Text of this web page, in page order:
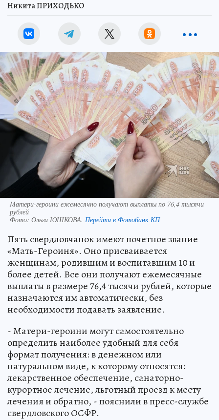
Никита ПРИХОДЬКО
Матери-героини ежемесячно получают выплаты по 76,4 тысячи
рублей
Фото: Ольга ЮШКОВА. Перейти в Фотобанк КП
Пять свердловчанок имеют почетное звание
«Мать-Героиня». Оно присваивается
женщинам, родившим и воспитавшим 10 и
более детей. Все они получают ежемесячные
выплаты в размере 76,4 тысячи рублей, которые
назначаются им автоматически, без
необходимости подавать заявление.
- Матери-героини могут самостоятельно
определить наиболее удобный для себя
формат получения: в денежном или
натуральном виде, к которому относятся:
лекарственное обеспечение, санаторно-
курортное лечение, льготный проезд к месту
лечения и обратно, - пояснили в пресс-службе
свердловского ОСФР.